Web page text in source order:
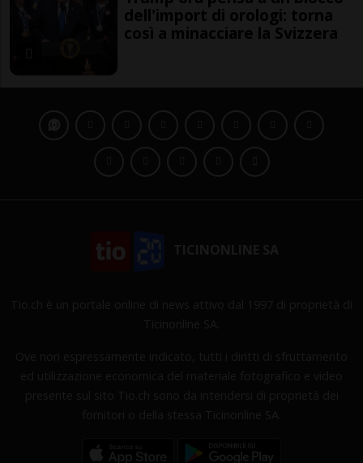
dell'import di orologi: torna
così a minacciare la Svizzera